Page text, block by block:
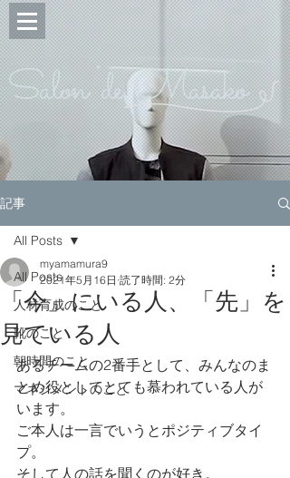
Salon de Masako
記事
All Posts
人材育成のこと
靴のこと
朝時間のこと
マネジメントのこと
All Posts
「今」にいる人、「先」を
見ている人
myamamura9
2021年5月16日 読了時間: 2分
あるチームの2番手として、みんなのま
とめ役としてとても慕われている人が
います。
ご本人は一言でいうとポジティブタイ
プ。
そして人の話を聞くのが好き。